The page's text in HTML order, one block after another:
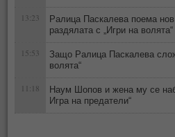
13:23
Ралица Паскалева поема
раздялата с „Игри на волята“
15:53
Защо Ралица Паскалева
волята“
11:18
Наум Шопов и жена му се
Игра на предатели“